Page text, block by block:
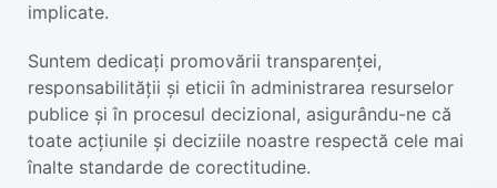
implicate.
Suntem dedicați promovării transparenței,
responsabilității și eticii în administrarea resurselor
publice și în procesul decizional, asigurându-ne că
toate acțiunile și deciziile noastre respectă cele mai
înalte standarde de corectitudine.